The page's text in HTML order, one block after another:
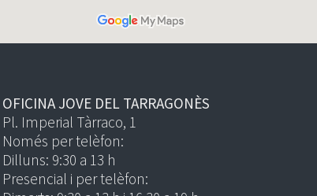
OFICINA JOVE DEL TARRAGONÈS
Pl. Imperial Tàrraco, 1
Només per telèfon:
Dilluns: 9:30 a 13 h
Presencial i per telèfon: